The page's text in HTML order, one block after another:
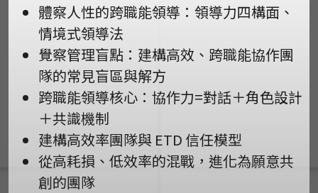
體察人性的跨職能領導：領導力四構面、
情境式領導法
覺察管理盲點：建構高效、跨職能協作團
隊的常見盲區與解方
跨職能領導核心：協作力=對話＋角色設計
＋共識機制
建構高效率團隊與 ETD 信任模型
從高耗損、低效率的混戰，進化為願意共
創的團隊